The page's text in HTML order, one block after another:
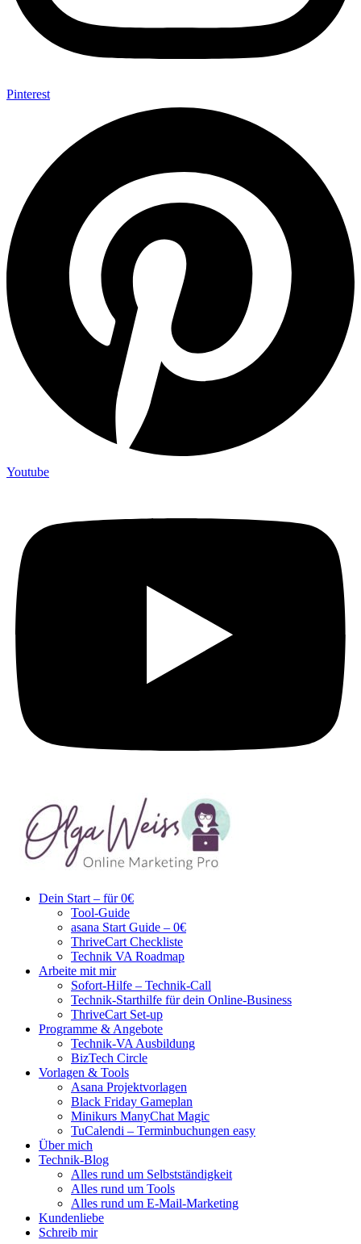
Pinterest
Youtube
Dein Start – für 0€
Tool-Guide
asana Start Guide – 0€
ThriveCart Checkliste
Technik VA Roadmap
Arbeite mit mir
Sofort-Hilfe – Technik-Call
Technik-Starthilfe für dein Online-Business
ThriveCart Set-up
Programme & Angebote
Technik-VA Ausbildung
BizTech Circle
Vorlagen & Tools
Asana Projektvorlagen
Black Friday Gameplan
Minikurs ManyChat Magic
TuCalendi – Terminbuchungen easy
Über mich
Technik-Blog
Alles rund um Selbstständigkeit
Alles rund um Tools
Alles rund um E-Mail-Marketing
Kundenliebe
Schreib mir